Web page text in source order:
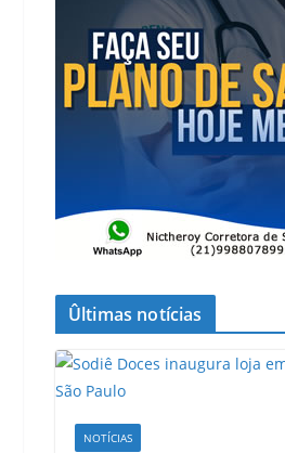
Ûltimas notícias
NOTÍCIAS